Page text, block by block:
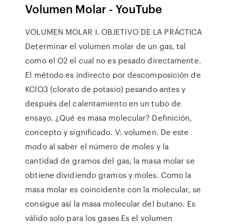
Volumen Molar - YouTube
VOLUMEN MOLAR I. OBJETIVO DE LA PRÁCTICA
Determinar el volumen molar de un gas, tal
como el O2 el cual no es pesado directamente.
El método es indirecto por descomposición de
KClO3 (clorato de potasio) pesando antes y
después del calentamiento en un tubo de
ensayo. ¿Qué es masa molecular? Definición,
concepto y significado. V: volumen. De este
modo al saber el número de moles y la
cantidad de gramos del gas, la masa molar se
obtiene dividiendo gramos y moles. Como la
masa molar es coincidente con la molecular, se
consigue así la masa molecular del butano. Es
válido solo para los gases Es el volumen